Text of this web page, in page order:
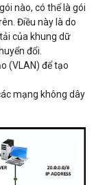
nào, có thể là gói
Điều này là do
của khung dữ
đổi.
(VLAN) để tạo
mạng không dây